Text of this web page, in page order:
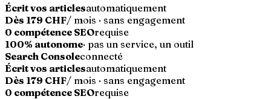
Écrit vos articlesautomatiquement
Dès 179 CHF/ mois · sans engagement
0 compétence SEOrequise
100% autonome· pas un service, un outil
Search Consoleconnecté
Écrit vos articlesautomatiquement
Dès 179 CHF/ mois · sans engagement
0 compétence SEOrequise